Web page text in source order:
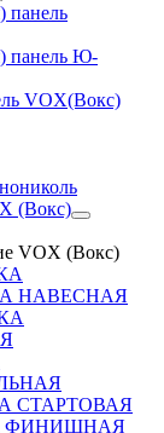
панель
панель Ю-
VOX(Вокс)
(Вокс)
VOX (Вокс)
НАВЕСНАЯ
СТАРТОВАЯ
ФИНИШНАЯ